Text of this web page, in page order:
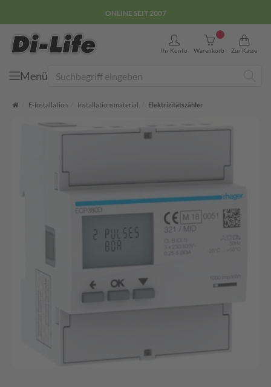
E-COMMERCE GÜTEZEICHEN
Ihr Konto Warenkorb
0
Zur Kasse
Menü
Startseite
E-Installation Installationsmaterial Elektrizitätszähler